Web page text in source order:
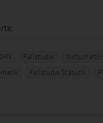
Fallstudie
Fallstudie Statistik